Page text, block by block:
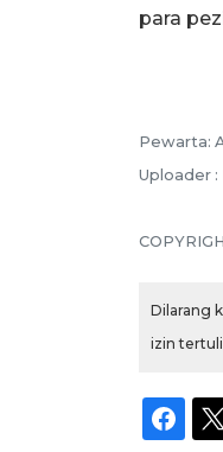
para
Pewarta:
Uploader :
Dilarang
izin